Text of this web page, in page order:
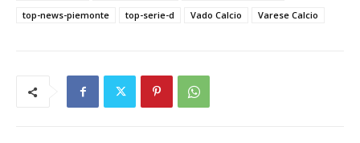
top-news-piemonte
top-serie-d Vado Calcio Varese Calcio